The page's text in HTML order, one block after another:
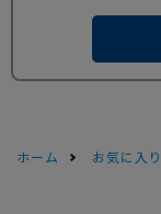
ホーム お気に入り